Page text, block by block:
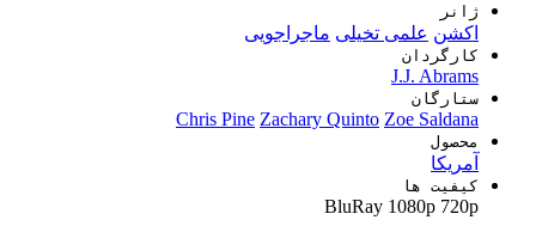
ژانر
اکشن علمی تخیلی ماجراجویی
کارگردان
J.J. Abrams
ستارگان
Chris Pine Zachary Quinto Zoe Saldana
محصول
آمریکا
کیفیت ها
BluRay 1080p 720p